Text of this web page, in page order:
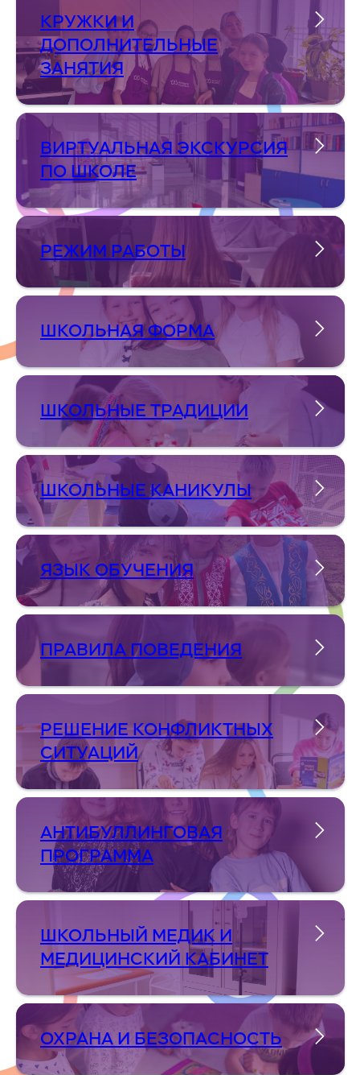
КРУЖКИ И
ДОПОЛНИТЕЛЬНЫЕ
ЗАНЯТИЯ
ВИРТУАЛЬНАЯ ЭКСКУРСИЯ
ПО ШКОЛЕ
РЕЖИМ РАБОТЫ
ШКОЛЬНАЯ ФОРМА
ШКОЛЬНЫЕ ТРАДИЦИИ
ШКОЛЬНЫЕ КАНИКУЛЫ
ЯЗЫК ОБУЧЕНИЯ
ПРАВИЛА ПОВЕДЕНИЯ
РЕШЕНИЕ КОНФЛИКТНЫХ
СИТУАЦИЙ
АНТИБУЛЛИНГОВАЯ
ПРОГРАММА
ШКОЛЬНЫЙ МЕДИК И
МЕДИЦИНСКИЙ КАБИНЕТ
ОХРАНА И БЕЗОПАСНОСТЬ